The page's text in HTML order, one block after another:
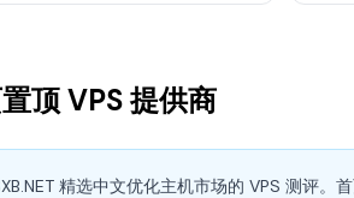
顶 VPS 提供商
精选中文优化主机市场的 VPS 测评。